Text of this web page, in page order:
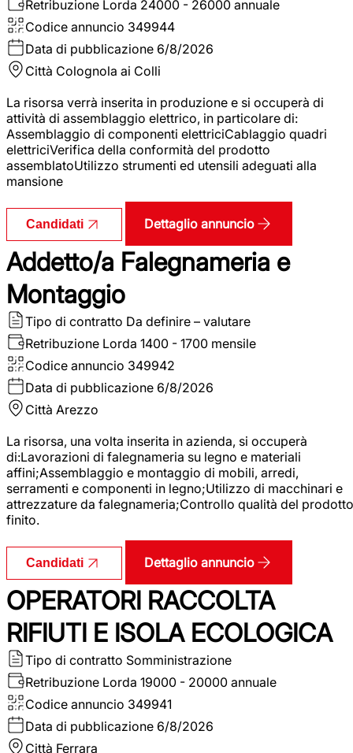
Retribuzione Lorda 24000 - 26000 annuale
Codice annuncio 349944
Data di pubblicazione 6/8/2026
Città Colognola ai Colli
La risorsa verrà inserita in produzione e si occuperà di
attività di assemblaggio elettrico, in particolare di:
Assemblaggio di componenti elettriciCablaggio quadri
elettriciVerifica della conformità del prodotto
assemblatoUtilizzo strumenti ed utensili adeguati alla
mansione
Candidati Dettaglio annuncio
Addetto/a Falegnameria e
Montaggio
Tipo di contratto Da definire – valutare
Retribuzione Lorda 1400 - 1700 mensile
Codice annuncio 349942
Data di pubblicazione 6/8/2026
Città Arezzo
La risorsa, una volta inserita in azienda, si occuperà
di:Lavorazioni di falegnameria su legno e materiali
affini;Assemblaggio e montaggio di mobili, arredi,
serramenti e componenti in legno;Utilizzo di macchinari e
attrezzature da falegnameria;Controllo qualità del prodotto
finito.
Candidati Dettaglio annuncio
OPERATORI RACCOLTA
RIFIUTI E ISOLA ECOLOGICA
Tipo di contratto Somministrazione
Retribuzione Lorda 19000 - 20000 annuale
Codice annuncio 349941
Data di pubblicazione 6/8/2026
Città Ferrara